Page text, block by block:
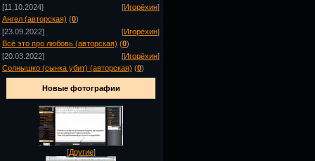
[11.10.2024]
[Игорёхин]
Ангел (авторская) (0)
[23.09.2022]
[Игорёхин]
Всё это про любовь (авторская) (0)
[20.03.2022]
[Игорёхин]
Солнышко (сынка убит) (авторская) (0)
Новые фотографии
[Другие]